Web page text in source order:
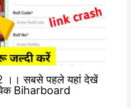
सबसे पहले यहां देखें
चेक Biharboard